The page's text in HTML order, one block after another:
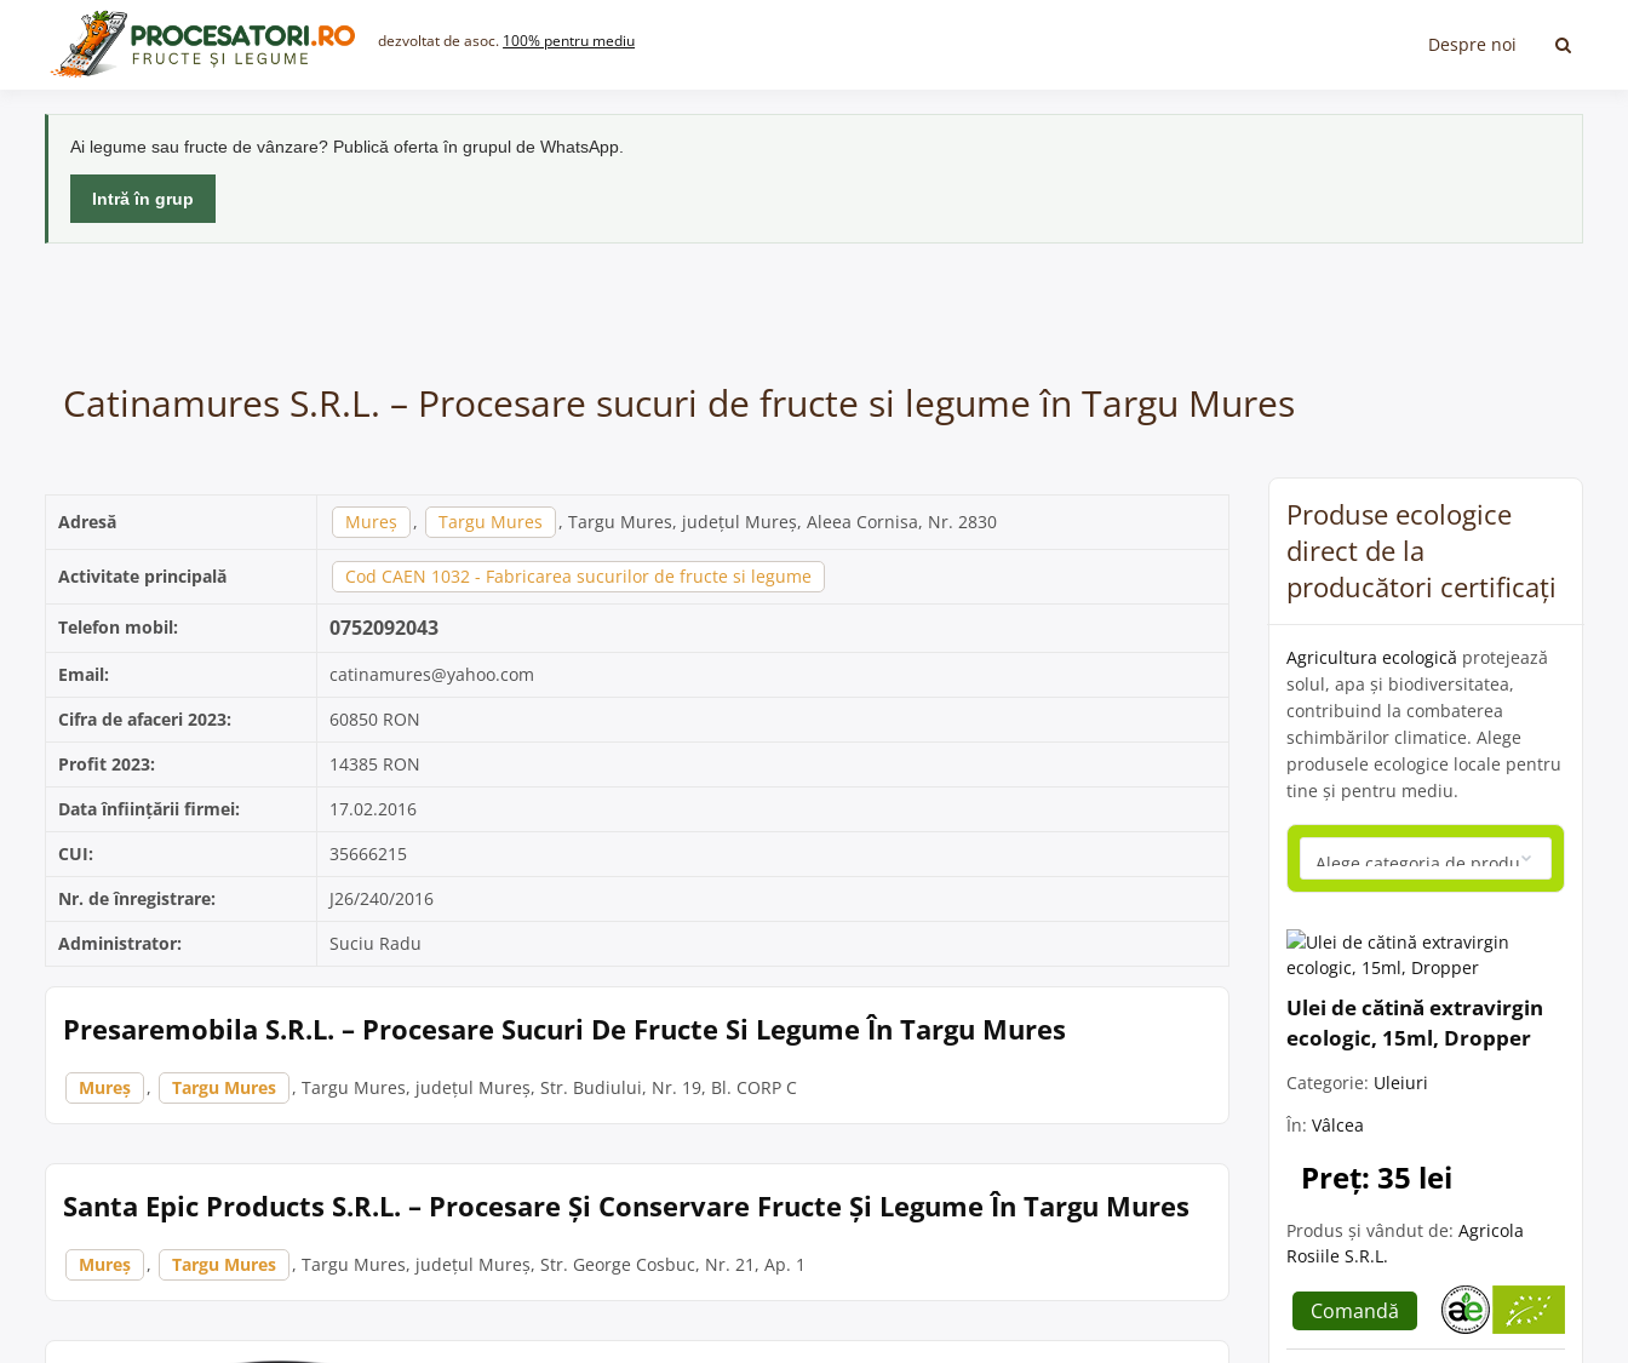
content
dezvoltat de asoc. 100% pentru mediu Despre noi
Ai legume sau fructe de vânzare? Publică oferta în grupul de WhatsApp.
Intră în grup
Catinamures S.R.L. – Procesare sucuri de fructe si legume în Targu Mures
Adresă Mureș , Targu Mures , Targu Mures, județul Mureș, Aleea Cornisa, Nr. 2830
Activitate principală Cod CAEN 1032 - Fabricarea sucurilor de fructe si legume
Telefon mobil: 0752092043
Email:
catinamures@yahoo.com
Cifra de afaceri 2023:
60850 RON
Profit 2023:
14385 RON
Data înființării firmei:
17.02.2016
CUI:
35666215
Nr. de înregistrare:
J26/240/2016
Administrator:
Suciu Radu
Presaremobila S.R.L. – Procesare Sucuri De Fructe Si Legume În Targu Mures
Mureș , Targu Mures , Targu Mures, județul Mureș, Str. Budiului, Nr. 19, Bl. CORP C
Santa Epic Products S.R.L. – Procesare Și Conservare Fructe Și Legume În Targu Mures
Mureș , Targu Mures , Targu Mures, județul Mureș, Str. George Cosbuc, Nr. 21, Ap. 1
Produse ecologice
direct de la
producători certificați
Agricultura ecologică protejează
solul, apa și biodiversitatea,
contribuind la combaterea
schimbărilor climatice. Alege
produsele ecologice locale pentru
tine și pentru mediu.
Ulei de cătină extravirgin
ecologic, 15ml, Dropper
Categorie: Uleiuri
În: Vâlcea
Preț: 35 lei
Produs și vândut de: Agricola
Rosiile S.R.L.
Comandă